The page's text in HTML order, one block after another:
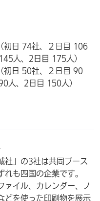
74社、２日目 106
人、2日目 175人）
50社、２日目 90
、2日目 150人）
社」の3社は共同ブース
も四国の企業です。
ァイル、カレンダー、ノ
どを使った印刷物を展示